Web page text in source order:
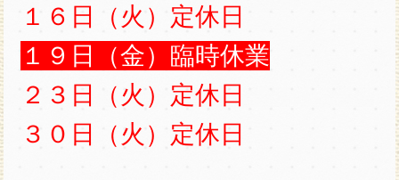
１６日（火）定休日
１９日（金）臨時休業
２３日（火）定休日
３０日（火）定休日